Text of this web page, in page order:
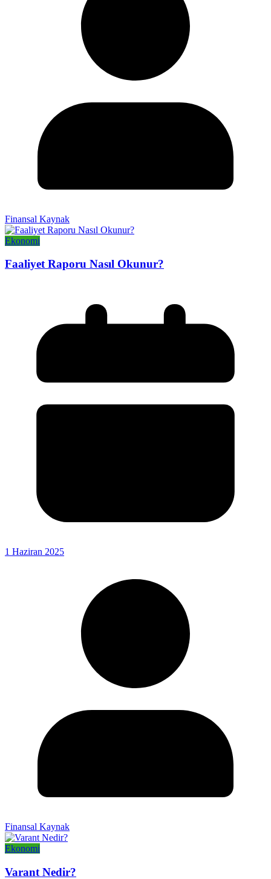
Finansal Kaynak
Ekonomi
Faaliyet Raporu Nasıl Okunur?
1 Haziran 2025
Finansal Kaynak
Ekonomi
Varant Nedir?